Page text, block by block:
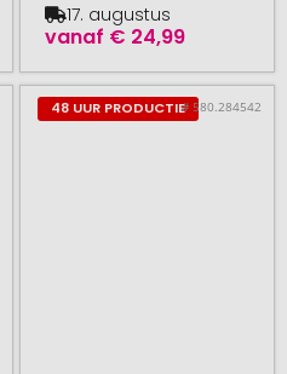
vanaf € 24,99
17. augustus
48 UUR PRODUCTIE# 580.284542